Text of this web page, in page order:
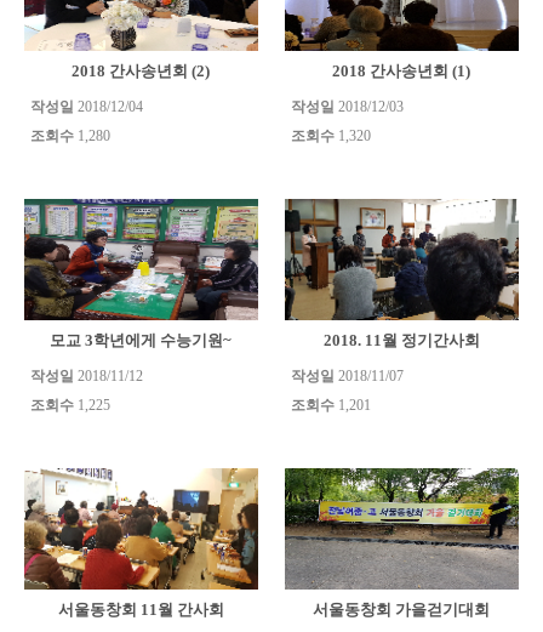
2018 간사송년회 (2)
작성일 2018/12/04
조회수1,280
2018 간사송년회 (1)
작성일 2018/12/03
조회수1,320
모교 3학년에게 수능기원~
작성일 2018/11/12
조회수1,225
2018. 11월 정기간사회
작성일 2018/11/07
조회수1,201
서울동창회 11월 간사회 서울동창회 가을걷기대회